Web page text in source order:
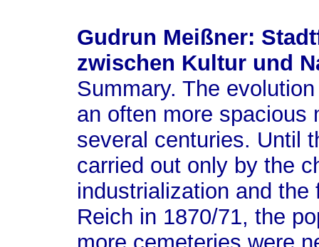
Gudrun Meißner:
zwischen Kultur und
Summary. The
an often more spacious
several centuries. Until
carried out only by the
industrialization and
Reich in 1870/71, the